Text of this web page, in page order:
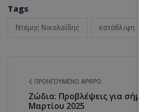
Tags
Ντέμης Νικολαΐδης κατάθλιψη
ΠΡΟΗΓΟΎΜΕΝΟ ΆΡΘΡΟ
Ζώδια: Προβλέψεις για
Μαρτίου 2025